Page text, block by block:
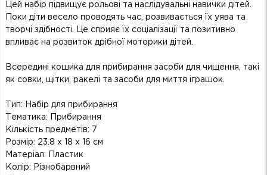
Цей набір підвищує рольові та наслідувальні навички дітей.
Поки діти весело проводять час, розвивається їх уява та
творчі здібності. Це сприяє їх соціалізації та позитивно
впливає на розвиток дрібної моторики дітей.
Всередині кошика для прибирання засоби для чищення, такі
як совки, щітки, ракелі та засоби для миття іграшок.
Тип: Набір для прибирання
Тематика: Прибирання
Кількість предметів: 7
Розмір: 23.8 х 18 х 16 см
Матеріал: Пластик
Колір: Різнобарвний